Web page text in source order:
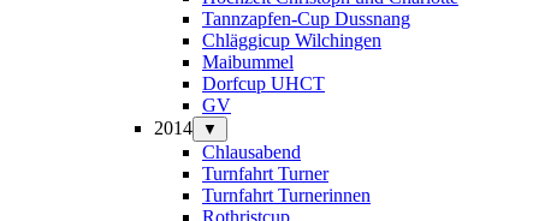
Tannzapfen-Cup Dussnang
Chläggicup Wilchingen
Maibummel
Dorfcup UHCT
GV
2014
▼
Chlausabend
Turnfahrt Turner
Turnfahrt Turnerinnen
Rothristcup